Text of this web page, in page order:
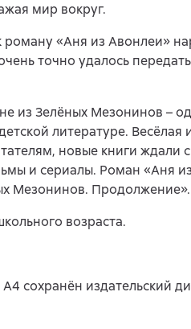
мир вокруг.
роману «Аня из Авонлеи»
точно удалось
из Зелёных Мезонинов –
литературе.
новые книги ждали
и сериалы. Роман «Аня
Мезонинов. Продолжение».
возраста.
сохранён издательский